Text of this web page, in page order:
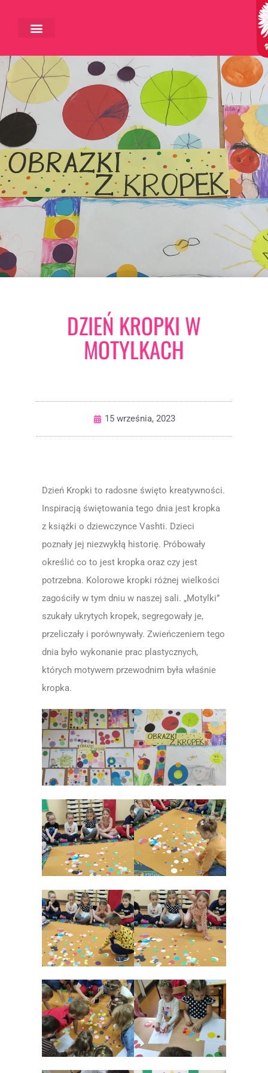
DZIEŃ KROPKI W
MOTYLKACH
15 września, 2023
Dzień Kropki to radosne święto kreatywności.
Inspiracją świętowania tego dnia jest kropka
z książki o dziewczynce Vashti. Dzieci
poznały jej niezwykłą historię. Próbowały
określić co to jest kropka oraz czy jest
potrzebna. Kolorowe kropki różnej wielkości
zagościły w tym dniu w naszej sali. „Motylki”
szukały ukrytych kropek, segregowały je,
przeliczały i porównywały. Zwieńczeniem tego
dnia było wykonanie prac plastycznych,
których motywem przewodnim była właśnie
kropka.